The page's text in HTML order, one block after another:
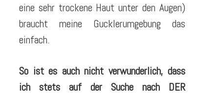
eine sehr trockene Haut unter den Augen)
braucht meine Gucklerumgebung das
einfach.
So ist es auch nicht verwunderlich, dass
ich stets auf der Suche nach DER